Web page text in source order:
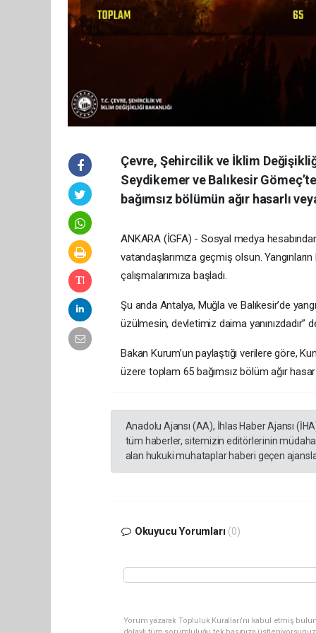
Çevre, Şehircilik ve İklim
Seydikemer ve Balıkesir
bağımsız bölümün ağır hasarlı
ANKARA (İGFA) - Sosyal medya
vatandaşlarımıza geçmiş olsun.
çalışmalarımıza başladı.
Şu anda Antalya, Muğla ve Balıkesir’de
üzülmesin, devletimiz daima yanınızdadır”
Bakan Kurum’un paylaştığı verilere göre,
üzere toplam 65 bağımsız bölüm ağır hasar
Anadolu Ajansı (AA), İhlas Haber Ajansı
tüm haberler, sitemizin editörlerinin
alan hukuki muhataplar haberi geçen
Okuyucu Yorumları (0)
Yorum yazarak Topluluk Kuralları’nı kabul etmiş